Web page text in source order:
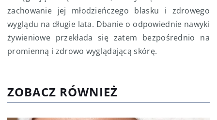
zachowanie jej młodzieńczego blasku i zdrowego
wyglądu na długie lata. Dbanie o odpowiednie nawyki
żywieniowe przekłada się zatem bezpośrednio na
promienną i zdrowo wyglądającą skórę.
ZOBACZ RÓWNIEŻ